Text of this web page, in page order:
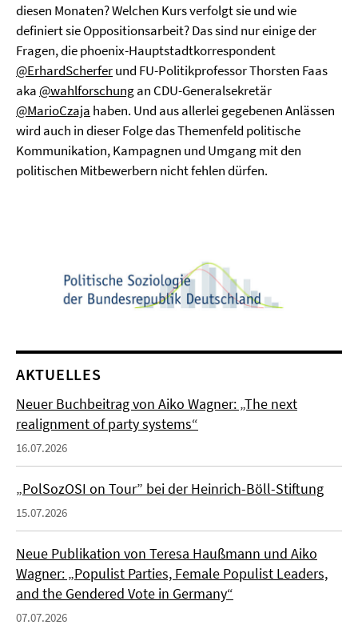
diesen Monaten? Welchen Kurs verfolgt sie und wie
definiert sie Oppositionsarbeit? Das sind nur einige der
Fragen, die phoenix-Hauptstadtkorrespondent
@ErhardScherferund FU-Politikprofessor Thorsten Faas
aka@wahlforschungan CDU-Generalsekretär
@MarioCzaja haben. Und aus allerlei gegebenen Anlässen
wird auch in dieser Folge das Themenfeld politische
Kommunikation, Kampagnen und Umgang mit den
politischen Mitbewerbern nicht fehlen dürfen.
AKTUELLES
Neuer Buchbeitrag von Aiko Wagner: „The next
realignment of party systems“
16.07.2026
„PolSozOSI on Tour” bei der Heinrich-Böll-Stiftung
15.07.2026
Neue Publikation von Teresa Haußmann und Aiko
Wagner: „Populist Parties, Female Populist Leaders,
and the Gendered Vote in Germany“
07.07.2026